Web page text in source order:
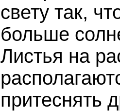
свету так,
больше
Листья на
притеснять